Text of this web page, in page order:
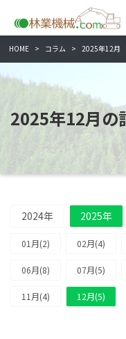
HOME コラム 2025年12月
2025年12月の
2024年 2025年
01月(2) 02月(4)
06月(8) 07月(5)
11月(4) 12月(5)